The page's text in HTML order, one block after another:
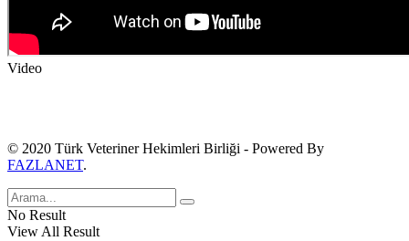
Video
© 2020 Türk Veteriner Hekimleri Birliği - Powered By
FAZLANET.
No Result
View All Result